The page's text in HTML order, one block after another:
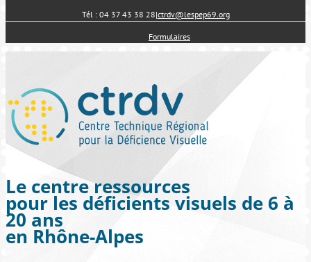
Tél : 04 37 43 38 28|ctrdv@lespep69.org
Formulaires
Le centre ressources
pour les déficients visuels de 6 à
20 ans
en Rhône-Alpes